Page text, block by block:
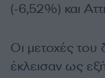
(-6,52%) και
Οι μετοχές του
έκλεισαν ως